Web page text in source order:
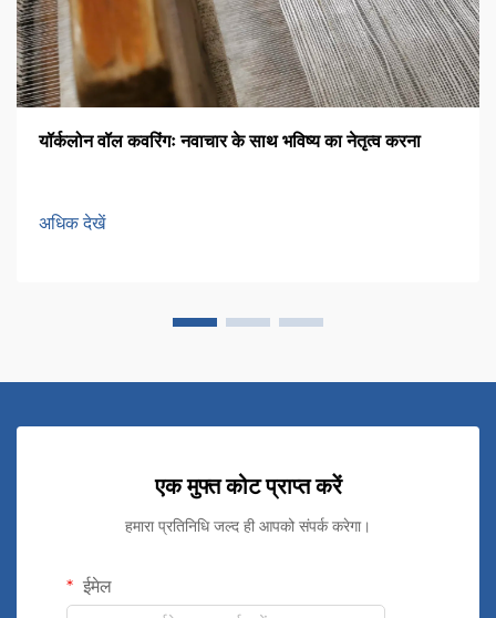
यॉर्कलोन वॉल कवरिंगः नवाचार के साथ भविष्य का नेतृत्व करना
अधिक देखें
एक मुफ्त कोट प्राप्त करें
हमारा प्रतिनिधि जल्द ही आपको संपर्क करेगा।
ईमेल